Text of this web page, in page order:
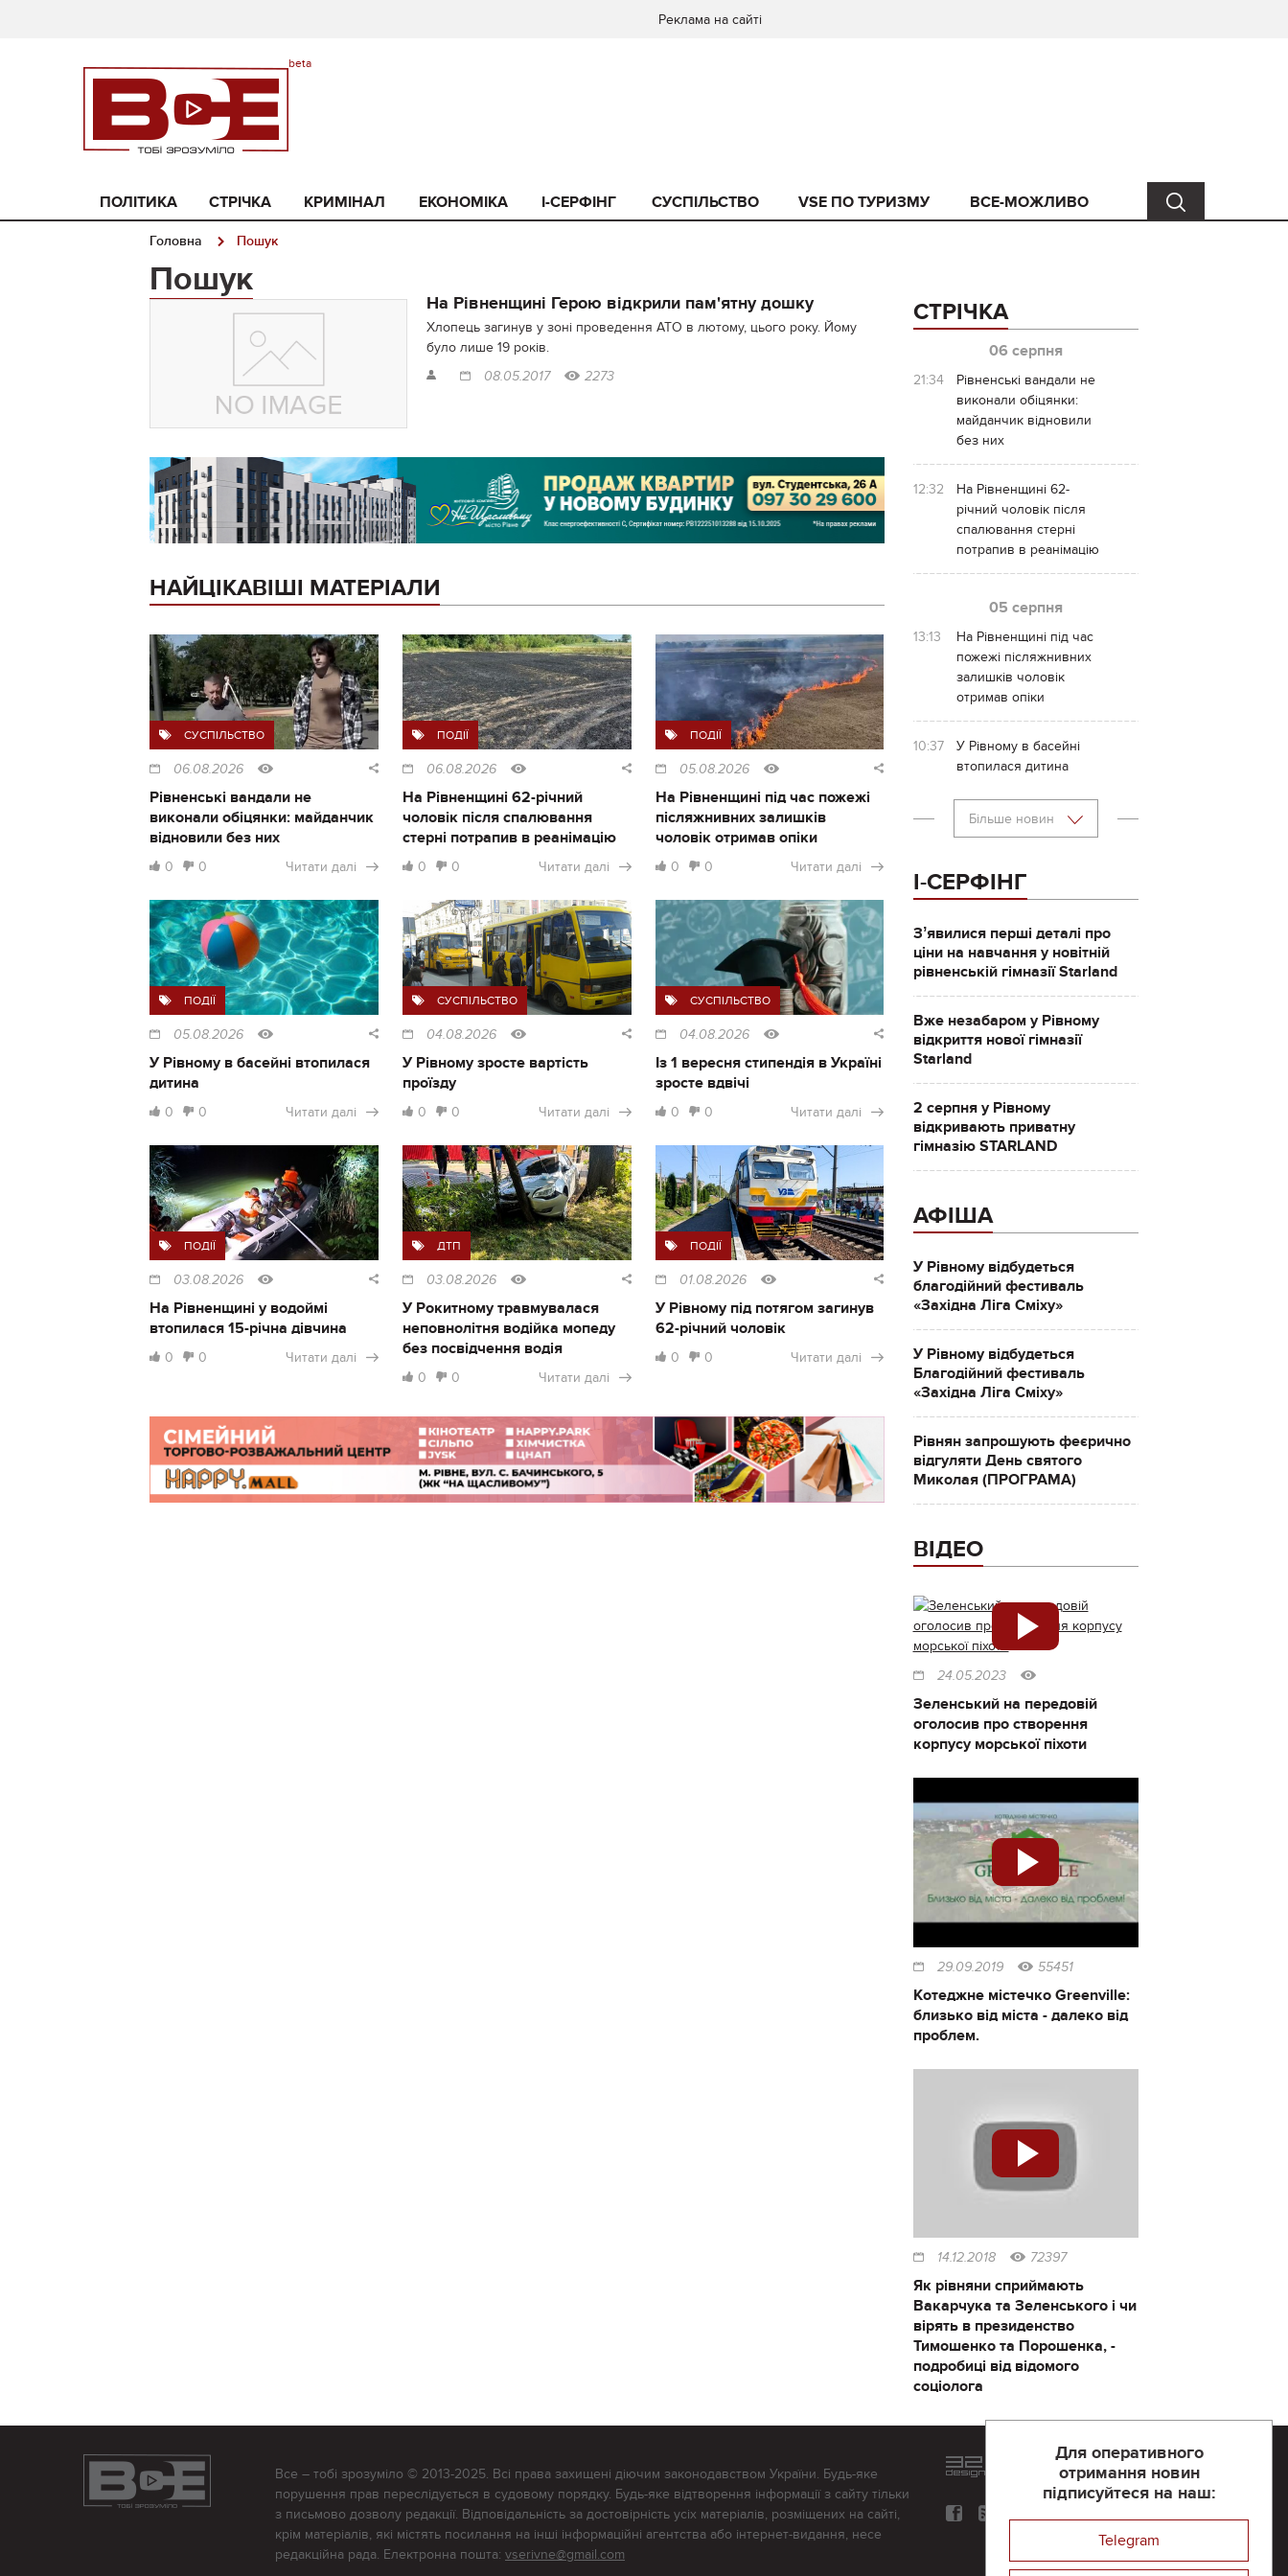
Реклама на сайті
ПОЛІТИКА СТРІЧКА КРИМІНАЛ ЕКОНОМІКА I-СЕРФІНГ СУСПІЛЬСТВО VSE ПО ТУРИЗМУ ВСЕ-МОЖЛИВО
Головна Пошук
Пошук
На Рівненщині Герою відкрили пам'ятну дошку
Хлопець загинув у зоні проведення АТО в лютому, цього року. Йому
було лише 19 років.
08.05.2017 2273
НАЙЦІКАВІШІ МАТЕРІАЛИ
СУСПІЛЬСТВО
06.08.2026
Рівненські вандали не
виконали обіцянки: майданчик
відновили без них
0 0 Читати далі
ПОДІЇ
06.08.2026
На Рівненщині 62-річний
чоловік після спалювання
стерні потрапив в реанімацію
0 0 Читати далі
ПОДІЇ
05.08.2026
На Рівненщині під час пожежі
післяжнивних залишків
чоловік отримав опіки
0 0 Читати далі
ПОДІЇ
05.08.2026
У Рівному в басейні втопилася
дитина
0 0 Читати далі
СУСПІЛЬСТВО
04.08.2026
У Рівному зросте вартість
проїзду
0 0 Читати далі
СУСПІЛЬСТВО
04.08.2026
Із 1 вересня стипендія в Україні
зросте вдвічі
0 0 Читати далі
ПОДІЇ
03.08.2026
На Рівненщині у водоймі
втопилася 15-річна дівчина
0 0 Читати далі
ДТП
03.08.2026
У Рокитному травмувалася
неповнолітня водійка мопеду
без посвідчення водія
0 0 Читати далі
ПОДІЇ
01.08.2026
У Рівному під потягом загинув
62-річний чоловік
0 0 Читати далі
СТРІЧКА
06 серпня
21:34
Рівненські вандали не
виконали обіцянки:
майданчик відновили
без них
12:32
На Рівненщині 62-
річний чоловік після
спалювання стерні
потрапив в реанімацію
05 серпня
13:13
На Рівненщині під час
пожежі післяжнивних
залишків чоловік
отримав опіки
10:37
У Рівному в басейні
втопилася дитина
Більше новин
І-СЕРФІНГ
Зʼявилися перші деталі про
ціни на навчання у новітній
рівненській гімназії Starland
Вже незабаром у Рівному
відкриття нової гімназії
Starland
2 серпня у Рівному
відкривають приватну
гімназію STARLAND
АФІША
У Рівному відбудеться
благодійний фестиваль
«Західна Ліга Сміху»
У Рівному відбудеться
Благодійний фестиваль
«Західна Ліга Сміху»
Рівнян запрошують феєрично
відгуляти День святого
Миколая (ПРОГРАМА)
ВІДЕО
24.05.2023
Зеленський на передовій
оголосив про створення
корпусу морської піхоти
29.09.2019 55451
Котеджне містечко Greenville:
близько від міста - далеко від
проблем.
14.12.2018 72397
Як рівняни сприймають
Вакарчука та Зеленського і чи
вірять в президенство
Тимошенко та Порошенка, -
подробиці від відомого
соціолога
Для оперативного
отримання новин
підписуйтеся на наш:
Telegram
Все – тобі зрозуміло © 2013-2025. Всі права захищені діючим законодавством України. Будь-яке
порушення прав переслідується в судовому порядку. Будь-яке відтворення інформації з сайту тільки
з письмово дозволу редакції. Відповідальність за достовірність усіх матеріалів, розміщених на сайті,
крім матеріалів, які містять посилання на інші інформаційні агентства або інтернет-видання, несе
редакційна рада. Електронна пошта: vserivne@gmail.com
Розроблений та підтримується
компанії 32х32